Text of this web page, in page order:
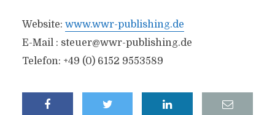
Website: www.wwr-publishing.de
E-Mail : steuer@wwr-publishing.de
Telefon: +49 (0) 6152 9553589